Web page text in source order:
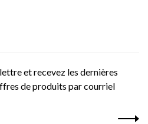
et recevez les dernières
de produits par courriel